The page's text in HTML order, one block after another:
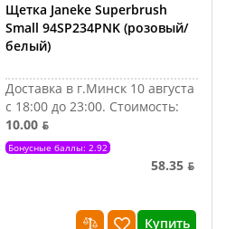
Щетка Janeke Superbrush
Small 94SP234PNK (розовый/
белый)
Доставка в г.Минск 10 августа
с 18:00 до 23:00. Стоимость:
10.00 ƃ
Бонусные баллы: 2.92
58.35 ƃ
Купить